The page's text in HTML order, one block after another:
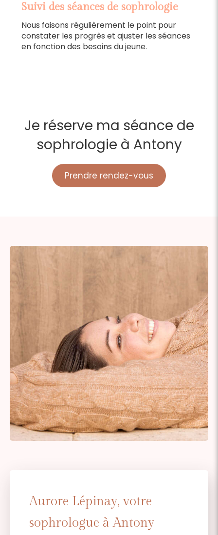
Suivi des séances de sophrologie
Nous faisons régulièrement le point pour
constater les progrès et ajuster les séances
en fonction des besoins du jeune.
Je réserve ma séance de
sophrologie à Antony
Prendre rendez-vous
Aurore Lépinay, votre
sophrologue à Antony